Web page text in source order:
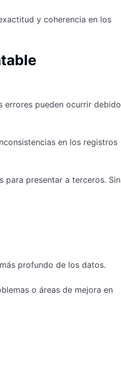
y coherencia en los
errores pueden ocurrir debido
en los registros
para presentar a terceros. Sin
profundo de los datos.
o áreas de mejora en